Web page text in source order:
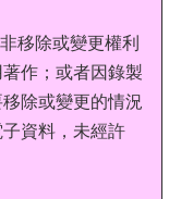
移除或變更權利
作；或者因錄製
除或變更的情況
資料，未經許